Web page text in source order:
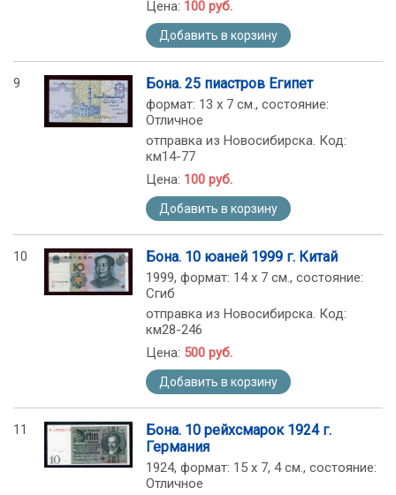
Цена: 100 руб.
Добавить в корзину
9 Бона. 25 пиастров Египет
формат: 13 х 7 см., состояние:
Отличное
отправка из Новосибирска. Код:
км14-77
Цена: 100 руб.
Добавить в корзину
10 Бона. 10 юаней 1999 г. Китай
1999, формат: 14 х 7 см., состояние:
Сгиб
отправка из Новосибирска. Код:
км28-246
Цена: 500 руб.
Добавить в корзину
11
Бона. 10 рейхсмарок 1924 г.
Германия
1924, формат: 15 х 7, 4 см., состояние:
Отличное